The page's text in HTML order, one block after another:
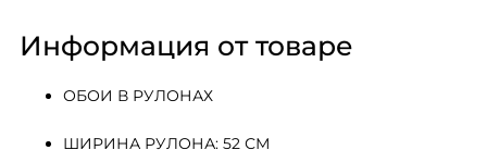
Информация от товаре
ОБОИ В РУЛОНАХ
ШИРИНА РУЛОНА: 52 СМ